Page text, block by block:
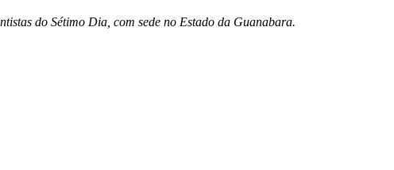
do Sétimo Dia, com sede no Estado da Guanabara.